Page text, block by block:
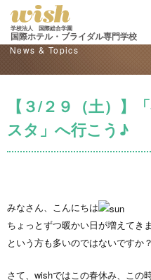
学校法人 国際総合学園
国際ホテル・ブライダル専門学校
学校からのお知らせ
News & Topics
【３/２９（土）】
スタ」へ行こう♪
みなさん、こんにちは
ちょっとずつ暖かい日が増えてき
という方も多いのではないですか？
さて、wishではこの春休み、この